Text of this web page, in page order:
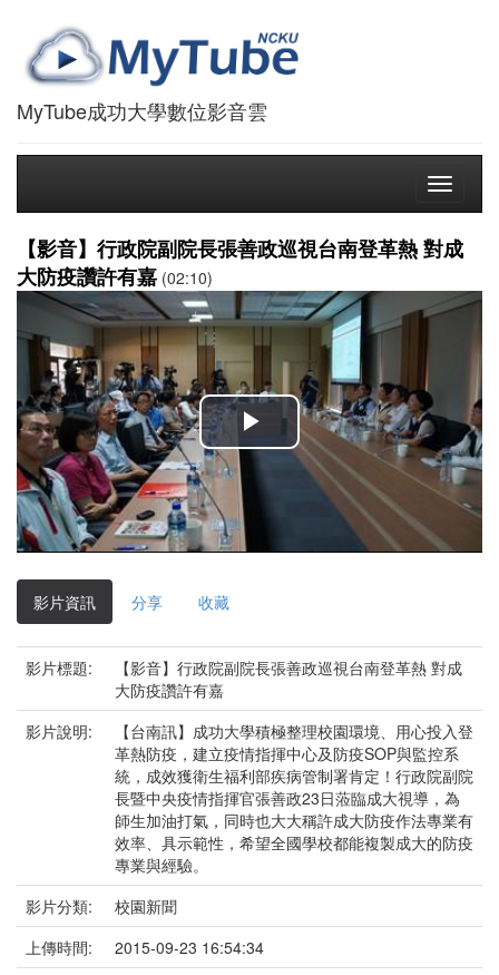
MyTube成功大學數位影音雲
Toggle
【影音】行政院副院長張善政巡視台南登革熱 對成
大防疫讚許有嘉 (02:10)
播
放
影
影片資訊 分享 收藏
影片標題:
【影音】行政院副院長張善政巡視台南登革熱 對成
大防疫讚許有嘉
影片說明:
【台南訊】成功大學積極整理校園環境、用心投入登
革熱防疫，建立疫情指揮中心及防疫SOP與監控系
統，成效獲衛生福利部疾病管制署肯定！行政院副院
長暨中央疫情指揮官張善政23日蒞臨成大視導，為
師生加油打氣，同時也大大稱許成大防疫作法專業有
效率、具示範性，希望全國學校都能複製成大的防疫
專業與經驗。
影片分類:
校園新聞
上傳時間:
2015-09-23 16:54:34